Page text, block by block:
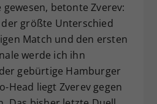
gewesen, betonte Zverev:
der größte Unterschied
Match und den ersten
werde ich ihn
gebürtige Hamburger
Head liegt Zverev gegen